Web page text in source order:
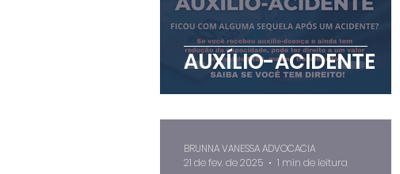
AUXÍLIO-ACIDENTE
BRUNNA VANESSA ADVOCACIA
21 de fev. de 2025
1 min de leitura